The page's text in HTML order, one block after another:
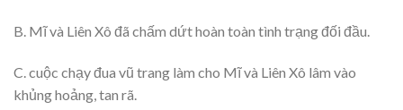
B. Mĩ và Liên Xô đã chấm dứt hoàn toàn tình trạng đối đầu.
C. cuộc chạy đua vũ trang làm cho Mĩ và Liên Xô lâm vào
khủng hoảng, tan rã.